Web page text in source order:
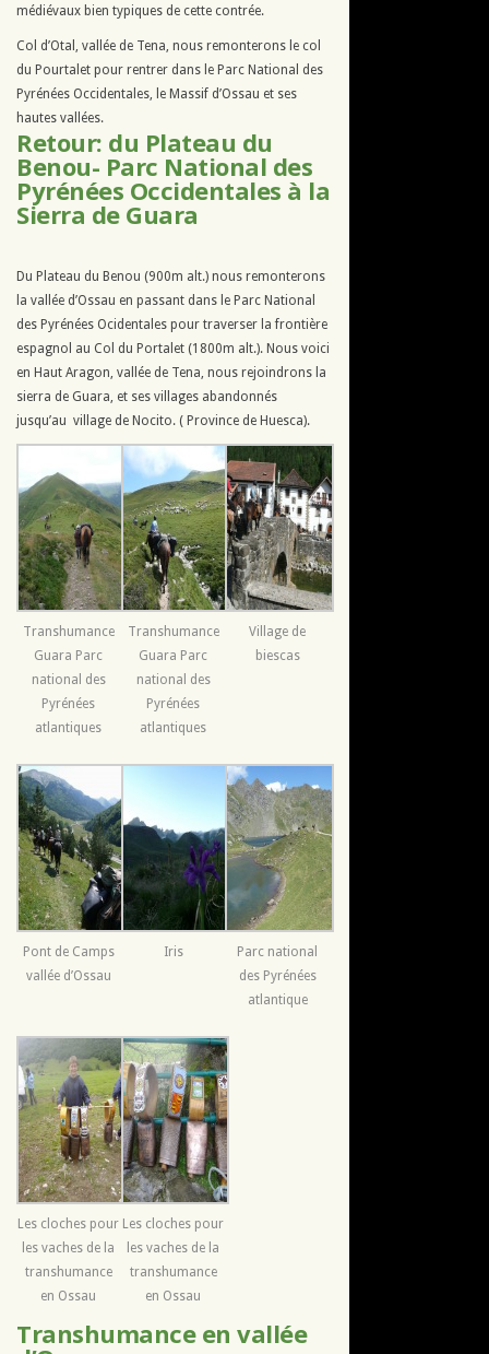
médiévaux bien typiques de cette contrée.
Col d’Otal, vallée de Tena, nous remonterons le col
du Pourtalet pour rentrer dans le Parc National des
Pyrénées Occidentales, le Massif d’Ossau et ses
hautes vallées.
Retour: du Plateau du
Benou- Parc National des
Pyrénées Occidentales à la
Sierra de Guara
Du Plateau du Benou (900m alt.) nous remonterons
la vallée d’Ossau en passant dans le Parc National
des Pyrénées Ocidentales pour traverser la frontière
espagnol au Col du Portalet (1800m alt.). Nous voici
en Haut Aragon, vallée de Tena, nous rejoindrons la
sierra de Guara, et ses villages abandonnés
jusqu’au village de Nocito. ( Province de Huesca).
Transhumance
Guara Parc
national des
Pyrénées
atlantiques
Transhumance
Guara Parc
national des
Pyrénées
atlantiques
Village de
biescas
Pont de Camps
vallée d’Ossau
Iris
Parc national
des Pyrénées
atlantique
Les cloches pour
les vaches de la
transhumance
en Ossau
Les cloches pour
les vaches de la
transhumance
en Ossau
Transhumance en vallée